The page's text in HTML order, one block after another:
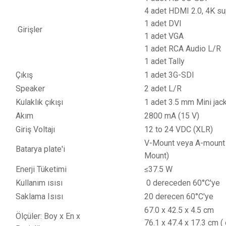
Girişler
4 adet HDMI 2.0, 4K
1 adet DVI
1 adet VGA
1 adet RCA Audio L/R
1 adet Tally
Çıkış
1 adet 3G-SDI
Speaker
2 adet L/R
Kulaklık çıkışı
1 adet 3.5 mm Mini
Akım
2800 mA (15 V)
Giriş Voltajı
12 to 24 VDC (XLR)
Batarya plate'i
V-Mount veya A-
Enerji Tüketimi
≤37.5 W
Kullanım ısısı
0
Saklama Isısı
20
Ölçüler: Boy x En x
67.0 x 42.5 x 4.5 cm
76.1 x 47.4 x 17.3 cm (